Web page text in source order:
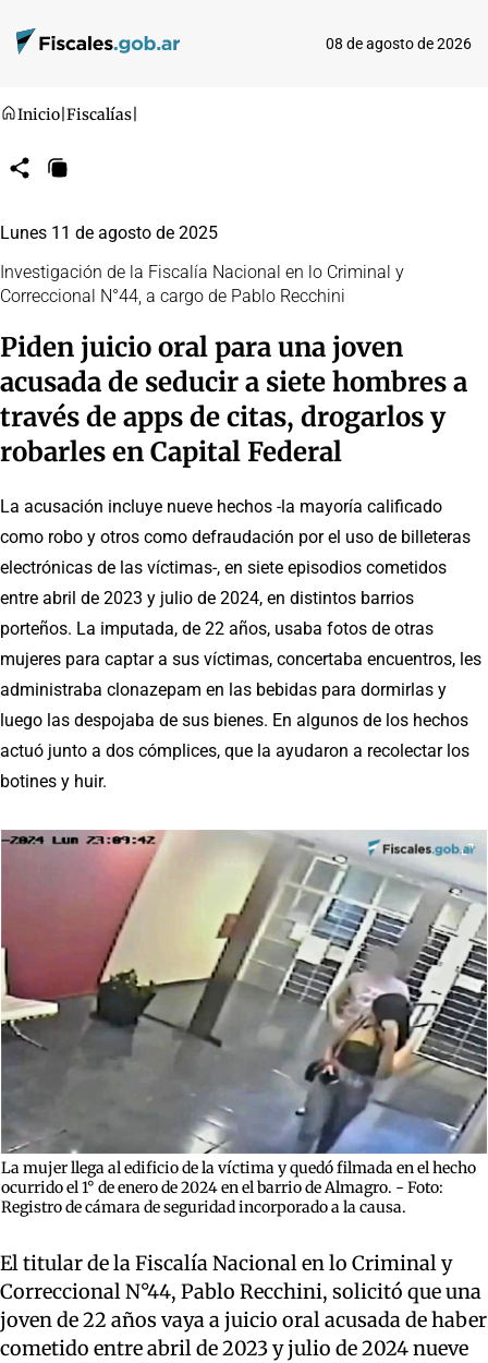
08 de agosto de 2026
Inicio Fiscalías
CompartirCopiar
Lunes 11 de agosto de 2025
Investigación de la Fiscalía Nacional en lo Criminal y
Correccional N°44, a cargo de Pablo Recchini
Piden juicio oral para una joven
acusada de seducir a siete hombres a
través de apps de citas, drogarlos y
robarles en Capital Federal
La acusación incluye nueve hechos -la mayoría calificado
como robo y otros como defraudación por el uso de billeteras
electrónicas de las víctimas-, en siete episodios cometidos
entre abril de 2023 y julio de 2024, en distintos barrios
porteños. La imputada, de 22 años, usaba fotos de otras
mujeres para captar a sus víctimas, concertaba encuentros, les
administraba clonazepam en las bebidas para dormirlas y
luego las despojaba de sus bienes. En algunos de los hechos
actuó junto a dos cómplices, que la ayudaron a recolectar los
botines y huir.
La mujer llega al edificio de la víctima y quedó filmada en el hecho
ocurrido el 1° de enero de 2024 en el barrio de Almagro. - Foto:
Registro de cámara de seguridad incorporado a la causa.
El titular de la Fiscalía Nacional en lo Criminal y
Correccional N°44, Pablo Recchini, solicitó que una
joven de 22 años vaya a juicio oral acusada de haber
cometido entre abril de 2023 y julio de 2024 nueve